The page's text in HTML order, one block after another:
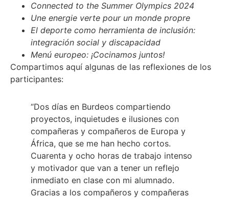
Connected to the Summer Olympics 2024
Une energie verte pour un monde propre
El deporte como herramienta de inclusión:
integración social y discapacidad
Menú europeo: ¡Cocinamos juntos!
Compartimos aquí algunas de las reflexiones de los
participantes:
“Dos días en Burdeos compartiendo
proyectos, inquietudes e ilusiones con
compañeras y compañeros de Europa y
África, que se me han hecho cortos.
Cuarenta y ocho horas de trabajo intenso
y motivador que van a tener un reflejo
inmediato en clase con mi alumnado.
Gracias a los compañeros y compañeras